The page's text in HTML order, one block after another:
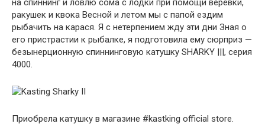
на спиннинг и ловлю сома с лодки при помощи верёвки,
ракушек и квока Весной и летом мы с папой ездим
рыбачить на карася. Я с нетерпением жду эти дни Зная о
его пристрастии к рыбалке, я подготовила ему сюрприз —
безынерционную спиннинговую катушку SHARKY |||, серия
4000.
Приобрела катушку в магазине #kastking official store.